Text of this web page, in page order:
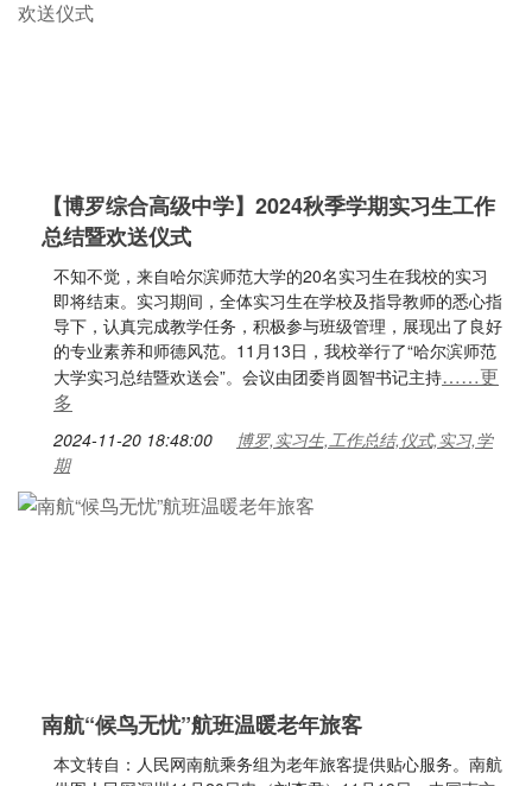
【博罗综合高级中学】2024秋季学期实习生工作
总结暨欢送仪式
不知不觉，来自哈尔滨师范大学的20名实习生在我校的实习
即将结束。实习期间，全体实习生在学校及指导教师的悉心指
导下，认真完成教学任务，积极参与班级管理，展现出了良好
的专业素养和师德风范。11月13日，我校举行了“哈尔滨师范
大学实习总结暨欢送会”。会议由团委肖圆智书记主持……更
多
2024-11-20 18:48:00
博罗,实习生,工作总结,仪式,实习,学
期
南航“候鸟无忧”航班温暖老年旅客
本文转自：人民网南航乘务组为老年旅客提供贴心服务。南航